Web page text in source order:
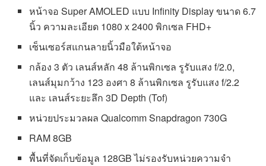
หน้าจอ Super AMOLED แบบ Infinity Display ขนาด 6.7
นิ้ว ความละเอียด 1080 x 2400 พิกเซล FHD+
เซ็นเซอร์สแกนลายนิ้วมือใต้หน้าจอ
กล้อง 3 ตัว เลนส์หลัก 48 ล้านพิกเซล รูรับแสง f/2.0,
เลนส์มุมกว้าง 123 องศา 8 ล้านพิกเซล รูรับแสง f/2.2
และ เลนส์ระยะลึก 3D Depth (Tof)
หน่วยประมวลผล Qualcomm Snapdragon 730G
RAM 8GB
พื้นที่จัดเก็บข้อมูล 128GB ไม่รองรับหน่วยความจำ